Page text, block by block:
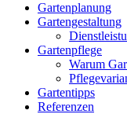
Gartenplanung
Gartengestaltung
Gartenpflege
Warum
Gartentipps
Referenzen